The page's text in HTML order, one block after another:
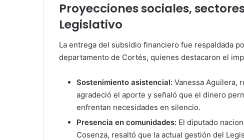
Proyecciones sociales,
Legislativo
La entrega del subsidio financiero fue respaldada
departamento de Cortés, quienes destacaron el
Sostenimiento asistencial: Vanessa Aguilera,
agradeció el aporte y señaló que el dinero
enfrentan necesidades en silencio.
Presencia en comunidades: El diputado
Cosenza, resaltó que la actual gestión del